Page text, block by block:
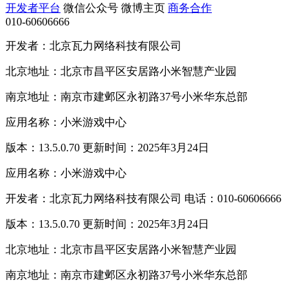
开发者平台 微信公众号 微博主页 商务合作
010-60606666
开发者：北京瓦力网络科技有限公司
北京地址：北京市昌平区安居路小米智慧产业园
南京地址：南京市建邺区永初路37号小米华东总部
应用名称：小米游戏中心
版本：13.5.0.70 更新时间：2025年3月24日
应用名称：小米游戏中心
开发者：北京瓦力网络科技有限公司 电话：010-60606666
版本：13.5.0.70 更新时间：2025年3月24日
北京地址：北京市昌平区安居路小米智慧产业园
南京地址：南京市建邺区永初路37号小米华东总部